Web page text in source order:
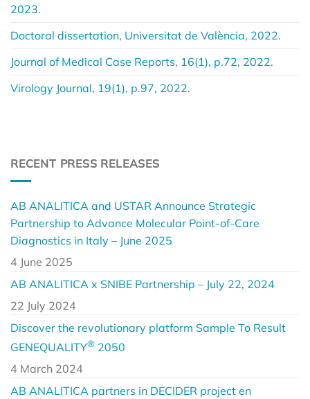
2023.
Doctoral dissertation, Universitat de València, 2022.
Journal of Medical Case Reports, 16(1), p.72, 2022.
Virology Journal, 19(1), p.97, 2022.
RECENT PRESS RELEASES
AB ANALITICA and USTAR Announce Strategic
Partnership to Advance Molecular Point-of-Care
Diagnostics in Italy – June 2025
4 June 2025
AB ANALITICA x SNIBE Partnership – July 22, 2024
22 July 2024
Discover the revolutionary platform Sample To Result
GENEQUALITY® 2050
4 March 2024
AB ANALITICA partners in DECIDER project en